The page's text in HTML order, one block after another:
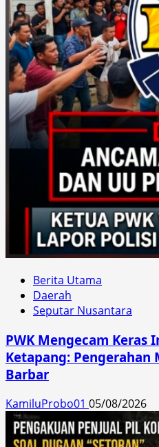
Berita Utama
Daerah
Seputar Nusantara
PWK Mengecam
Ketapang: Pengerahan
Barbar
KamiluProbo01 05/08/2026